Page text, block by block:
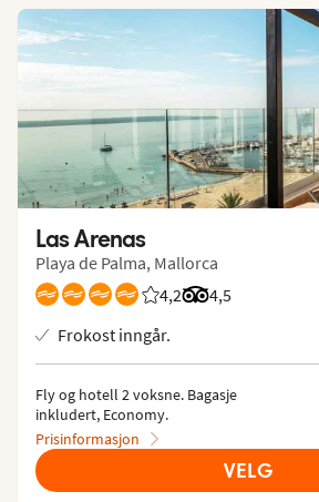
Las Arenas
Playa de Palma, Mallorca
4,2
Vurdering fra Vings
4,5
Vurdering fra
Frokost inngår.
Fly og hotell 2 voksne. Bagasje
inkludert, Economy.
Prisinformasjon
VELG